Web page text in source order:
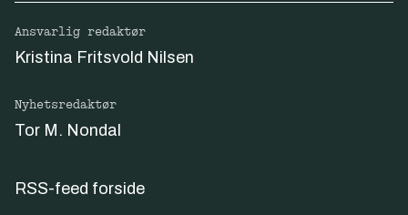
Ansvarlig redaktør
Kristina Fritsvold Nilsen
Nyhetsredaktør
Tor M. Nondal
RSS-feed forside